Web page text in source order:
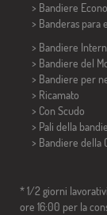
> Bandiere
> Banderas para
> Bandiere
> Bandiere del
> Bandiere per
> Ricamato
> Con Scudo
> Pali della
> Bandiere della
* 1/2 giorni
ore 16:00 per la